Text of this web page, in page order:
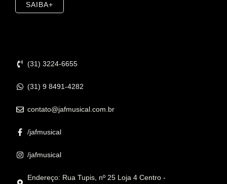
SAIBA+
(31) 3224-6655
(31) 9 8491-4282
contato@jafmusical.com.br
/jafmusical
/jafmusical
Endereço: Rua Tupis, nº 25 Loja 4 Centro -